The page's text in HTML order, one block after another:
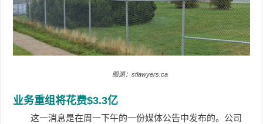
图源：stlawyers.ca
业务重组将花费$3.3亿
这一消息是在周一下午的一份媒体公告中发布的。公司